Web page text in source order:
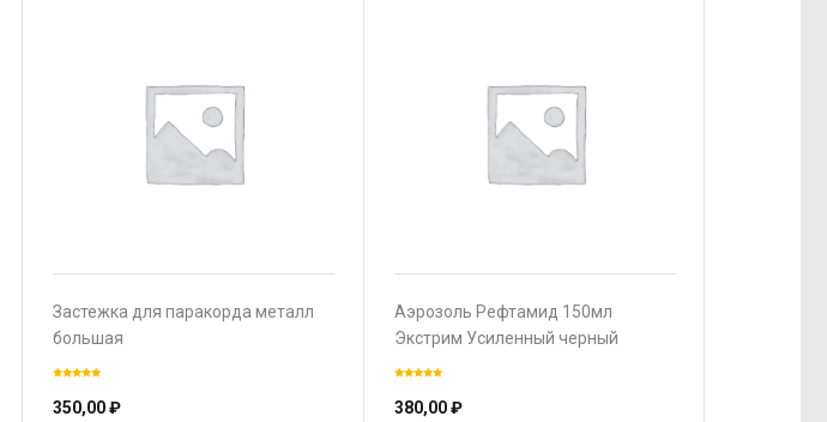
Застежка для паракорда металл
большая
350,00₽
Аэрозоль Рефтамид 150мл
Экстрим Усиленный черный
Кровосос.+Клещи 8ч. защиты
380,00₽